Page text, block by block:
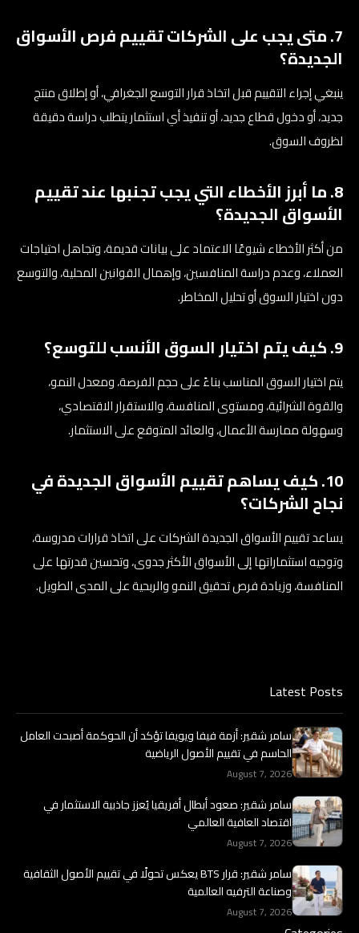
7. متى يجب على الشركات تقييم فرص الأسواق
الجديدة؟
ينبغي إجراء التقييم قبل اتخاذ قرار التوسع الجغرافي، أو إطلاق منتج
جديد، أو دخول قطاع جديد، أو تنفيذ أي استثمار يتطلب دراسة دقيقة
لظروف السوق.
8. ما أبرز الأخطاء التي يجب تجنبها عند تقييم
الأسواق الجديدة؟
من أكثر الأخطاء شيوعًا الاعتماد على بيانات قديمة، وتجاهل احتياجات
العملاء، وعدم دراسة المنافسين، وإهمال القوانين المحلية، والتوسع
دون اختبار السوق أو تحليل المخاطر.
9. كيف يتم اختيار السوق الأنسب للتوسع؟
يتم اختيار السوق المناسب بناءً على حجم الفرصة، ومعدل النمو،
والقوة الشرائية، ومستوى المنافسة، والاستقرار الاقتصادي،
وسهولة ممارسة الأعمال، والعائد المتوقع على الاستثمار.
10. كيف يساهم تقييم الأسواق الجديدة في
نجاح الشركات؟
يساعد تقييم الأسواق الجديدة الشركات على اتخاذ قرارات مدروسة،
وتوجيه استثماراتها إلى الأسواق الأكثر جدوى، وتحسين قدرتها على
المنافسة، وزيادة فرص تحقيق النمو والربحية على المدى الطويل.
Latest Posts
سامر شقير: أزمة فيفا ويويفا تؤكد أن الحوكمة أصبحت العامل
الحاسم في تقييم الأصول الرياضية
August 7, 2026
سامر شقير: صعود أبطال أفريقيا يُعزز جاذبية الاستثمار في
اقتصاد العافية العالمي
August 7, 2026
سامر شقير: قرار BTS يعكس تحولًا في تقييم الأصول الثقافية
وصناعة الترفيه العالمية
August 7, 2026